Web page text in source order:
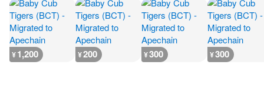
¥1,200 ¥200 ¥300 ¥300